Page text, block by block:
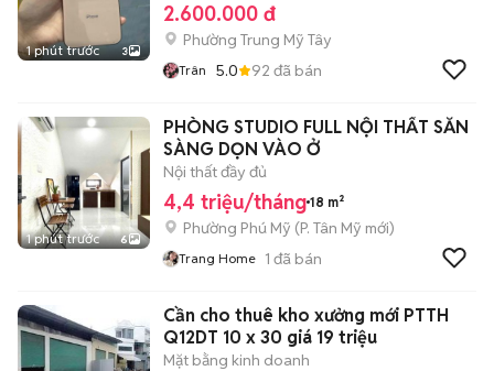
1 phút trước 3
2.600.000 đ
Phường Trung Mỹ Tây
Trân 5.0 92 đã bán
1 phút trước 6
PHÒNG STUDIO FULL NỘI THẤT SẴN
SÀNG DỌN VÀO Ở
Nội thất đầy đủ
4,4 triệu/tháng 18 m²
Phường Phú Mỹ (P. Tân Mỹ mới)
Trang Home 1 đã bán
Cần cho thuê kho xưởng mới PTTH
Q12DT 10 x 30 giá 19 triệu
Mặt bằng kinh doanh